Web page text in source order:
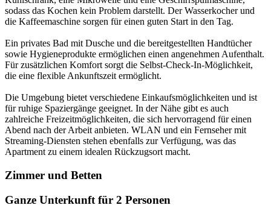
sodass das Kochen kein Problem darstellt. Der Wasserkocher und
die Kaffeemaschine sorgen für einen guten Start in den Tag.
Ein privates Bad mit Dusche und die bereitgestellten Handtücher
sowie Hygieneprodukte ermöglichen einen angenehmen Aufenthalt.
Für zusätzlichen Komfort sorgt die Selbst-Check-In-Möglichkeit,
die eine flexible Ankunftszeit ermöglicht.
Die Umgebung bietet verschiedene Einkaufsmöglichkeiten und ist
für ruhige Spaziergänge geeignet. In der Nähe gibt es auch
zahlreiche Freizeitmöglichkeiten, die sich hervorragend für einen
Abend nach der Arbeit anbieten. WLAN und ein Fernseher mit
Streaming-Diensten stehen ebenfalls zur Verfügung, was das
Apartment zu einem idealen Rückzugsort macht.
Zimmer und Betten
Ganze Unterkunft für 2 Personen